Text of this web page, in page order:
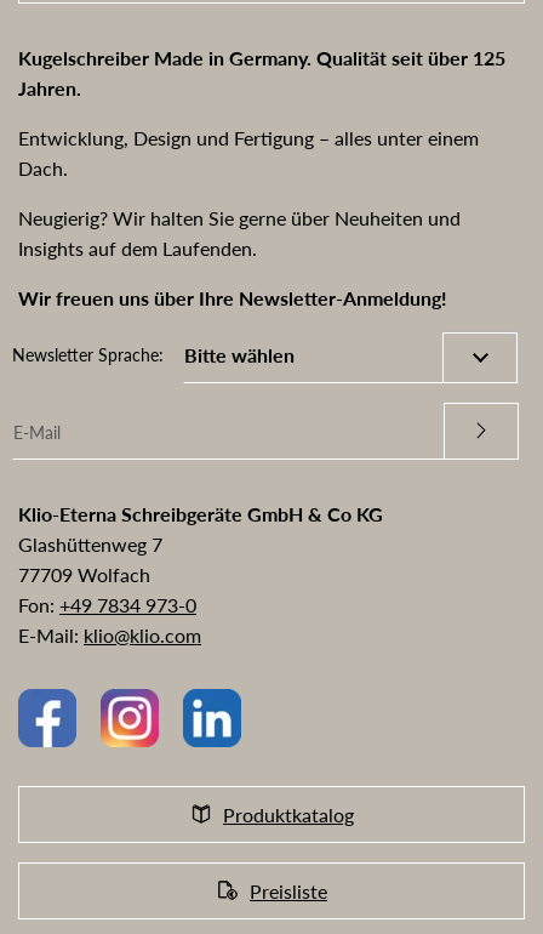
Kugelschreiber Made in Germany. Qualität seit über 125
Jahren.
Entwicklung, Design und Fertigung – alles unter einem
Dach.
Neugierig? Wir halten Sie gerne über Neuheiten und
Insights auf dem Laufenden.
Wir freuen uns über Ihre Newsletter-Anmeldung!
Newsletter Sprache:
Klio-Eterna Schreibgeräte GmbH & Co KG
Glashüttenweg 7
77709 Wolfach
Fon: +49 7834 973-0
E-Mail: klio@klio.com
Produktkatalog
Preisliste